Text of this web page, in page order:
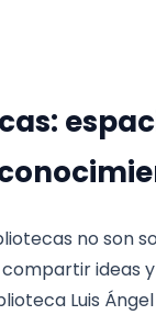
no son
ideas
Luis